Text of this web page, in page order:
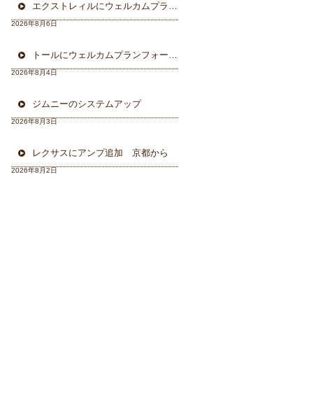
エクストレィルにウェルカムプラン フォーカル三重県から
2026年8月6日
トールにウェルカムプランフォーカルスピーカー＆ウーハー
2026年8月4日
ジムニーのシステムアップ
2026年8月3日
レクサスにアンプ追加 京都から
2026年8月2日